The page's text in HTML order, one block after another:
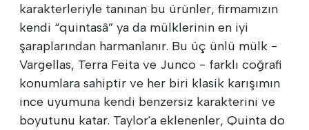
karakterleriyle tanınan bu ürünler, firmamızın
kendi “quintasâ” ya da mülklerinin en iyi
şaraplarından harmanlanır. Bu üç ünlü mülk -
Vargellas, Terra Feita ve Junco - farklı coğrafi
konumlara sahiptir ve her biri klasik karışımın
ince uyumuna kendi benzersiz karakterini ve
boyutunu katar. Taylor'a eklenenler, Quinta do